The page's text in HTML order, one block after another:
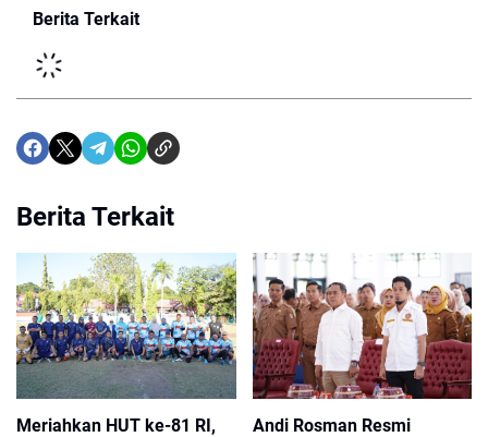
Berita Terkait
Berita Terkait
Meriahkan HUT ke-81 RI, Andi Rosman Resmi